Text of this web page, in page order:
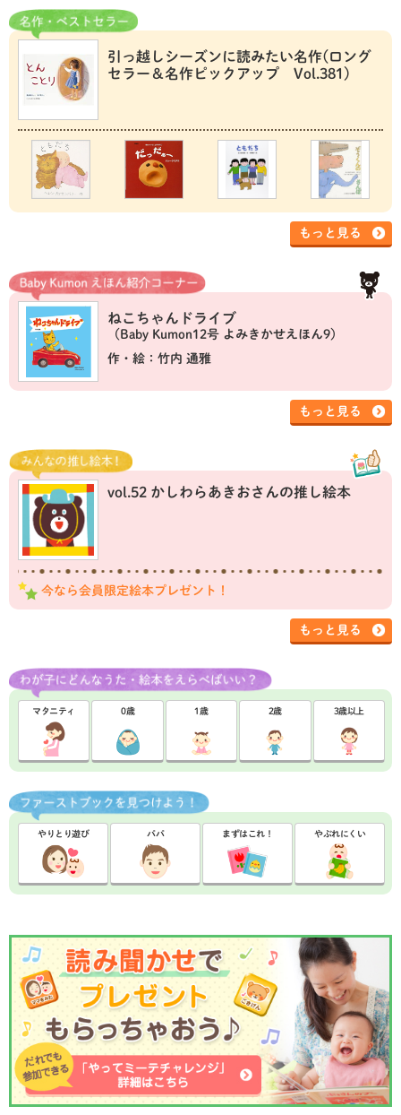
引っ越しシーズンに読みたい名作(ロング
セラー＆名作ピックアップ Vol.381)
もっと見る
ねこちゃんドライブ
（Baby Kumon12号 よみきかせえほん9）
作・絵：竹内 通雅
もっと見る
vol.52 かしわらあきおさんの推し絵本
今なら会員限定絵本プレゼント！
もっと見る
マタニティ 0歳 1歳 2歳 3歳以上
やりとり遊び パパ まずはこれ！ やぶれにくい